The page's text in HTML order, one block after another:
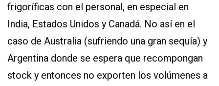
frigoríficas con el personal, en especial en
India, Estados Unidos y Canadá. No así en el
caso de Australia (sufriendo una gran sequía) y
Argentina donde se espera que recompongan
stock y entonces no exporten los volúmenes a